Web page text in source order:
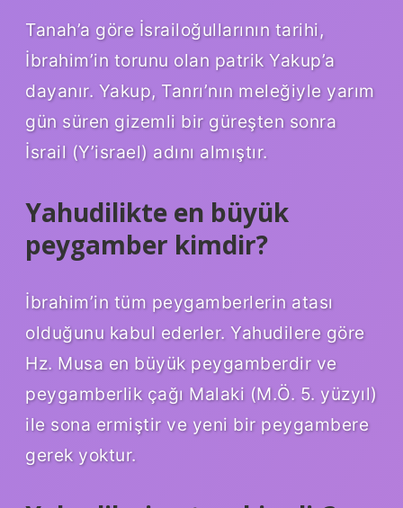
Tanah’a göre İsrailoğullarının tarihi,
İbrahim’in torunu olan patrik Yakup’a
dayanır. Yakup, Tanrı’nın meleğiyle yarım
gün süren gizemli bir güreşten sonra
İsrail (Y’israel) adını almıştır.
Yahudilikte en büyük
peygamber kimdir?
İbrahim’in tüm peygamberlerin atası
olduğunu kabul ederler. Yahudilere göre
Hz. Musa en büyük peygamberdir ve
peygamberlik çağı Malaki (M.Ö. 5. yüzyıl)
ile sona ermiştir ve yeni bir peygambere
gerek yoktur.